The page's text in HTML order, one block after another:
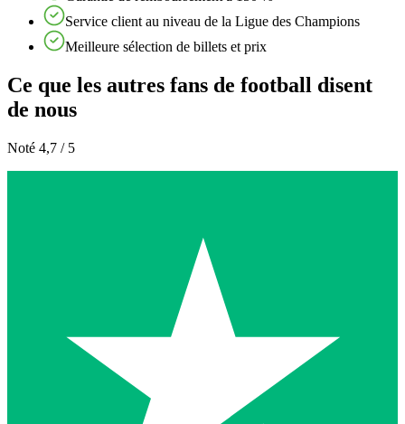
Service client au niveau de la Ligue des Champions
Meilleure sélection de billets et prix
Ce que les autres fans de football disent
de nous
Noté 4,7 / 5